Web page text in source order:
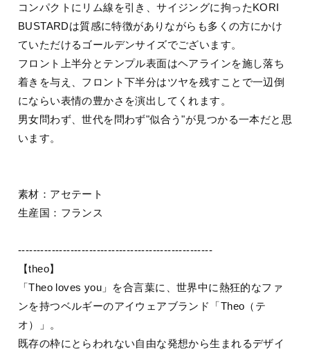
コンパクトにリム線を引き、サイジングに拘ったKORI
BUSTARDは質感に特徴がありながらも多くの方にかけ
ていただけるゴールデンサイズでございます。
フロント上半分とテンプル表面はヘアラインを施し落ち
着きを与え、フロント下半分はツヤを残すことで一辺倒
にならい表情の豊かさを演出してくれます。
男女問わず、世代を問わず"似合う"が見つかる一本だと思
います。
素材：アセテート
生産国：フランス
----------------------------------------------------
【theo】
「Theo loves you」を合言葉に、世界中に熱狂的なファ
ンを持つベルギーのアイウェアブランド「Theo（テ
オ）」。
既存の枠にとらわれない自由な発想から生まれるデザイ